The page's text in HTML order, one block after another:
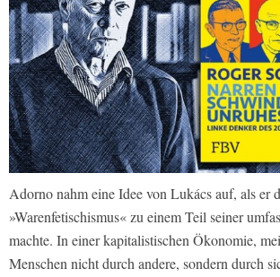
Adorno nahm eine Idee von Lukács auf, als er
»Warenfetischismus« zu einem Teil seiner
machte. In einer kapitalistischen Ökonomie,
Menschen nicht durch andere, sondern durch